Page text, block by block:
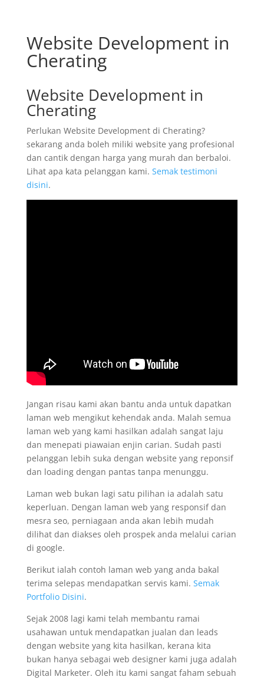
Website Development in
Cherating
Website Development in
Cherating
Perlukan Website Development di Cherating?
sekarang anda boleh miliki website yang profesional
dan cantik dengan harga yang murah dan berbaloi.
Lihat apa kata pelanggan kami. Semak testimoni
disini.
Jangan risau kami akan bantu anda untuk dapatkan
laman web mengikut kehendak anda. Malah semua
laman web yang kami hasilkan adalah sangat laju
dan menepati piawaian enjin carian. Sudah pasti
pelanggan lebih suka dengan website yang reponsif
dan loading dengan pantas tanpa menunggu.
Laman web bukan lagi satu pilihan ia adalah satu
keperluan. Dengan laman web yang responsif dan
mesra seo, perniagaan anda akan lebih mudah
dilihat dan diakses oleh prospek anda melalui carian
di google.
Berikut ialah contoh laman web yang anda bakal
terima selepas mendapatkan servis kami. Semak
Portfolio Disini.
Sejak 2008 lagi kami telah membantu ramai
usahawan untuk mendapatkan jualan dan leads
dengan website yang kita hasilkan, kerana kita
bukan hanya sebagai web designer kami juga adalah
Digital Marketer. Oleh itu kami sangat faham sebuah